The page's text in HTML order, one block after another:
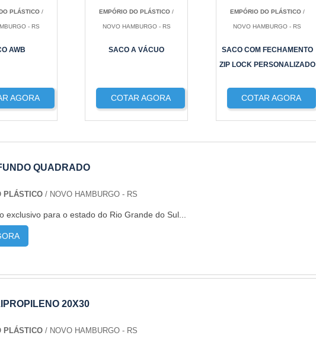
PLÁSTICO/
- RS
AWB
AGORA
EMPÓRIO DO PLÁSTICO /
NOVO HAMBURGO - RS
SACO A VÁCUO
COTAR AGORA
EMPÓRIO DO PLÁSTICO/
NOVO HAMBURGO - RS
SACO COM FECHAMENTO
ZIP LOCK PERSONALIZADO
COTAR AGORA
QUADRADO
PLÁSTICO / NOVO HAMBURGO - RS
exclusivo para o estado do Rio Grande do Sul...
20X30
PLÁSTICO / NOVO HAMBURGO - RS